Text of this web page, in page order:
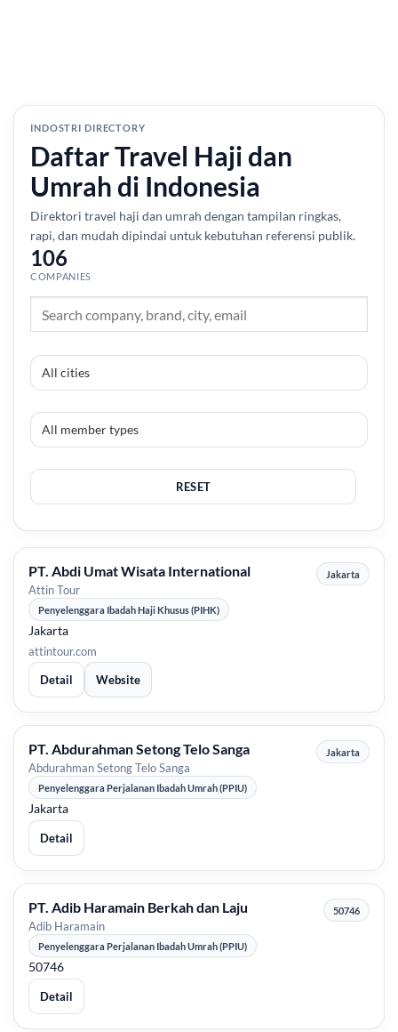
INDOSTRI DIRECTORY
Daftar Travel Haji dan
Umrah di Indonesia
Direktori travel haji dan umrah dengan tampilan ringkas,
rapi, dan mudah dipindai untuk kebutuhan referensi publik.
106
COMPANIES
RESET
PT. Abdi Umat Wisata International
Attin Tour
Jakarta
Penyelenggara Ibadah Haji Khusus (PIHK)
Jakarta
attintour.com
Detail
Website
PT. Abdurahman Setong Telo Sanga
Abdurahman Setong Telo Sanga
Jakarta
Penyelenggara Perjalanan Ibadah Umrah (PPIU)
Jakarta
Detail
PT. Adib Haramain Berkah dan Laju
Adib Haramain
50746
Penyelenggara Perjalanan Ibadah Umrah (PPIU)
50746
Detail